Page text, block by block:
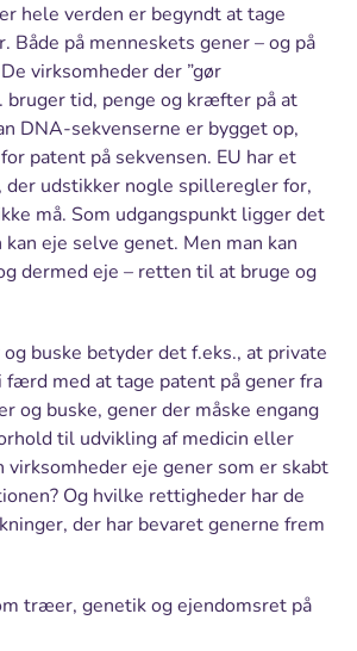
hele verden er begyndt at tage
Både på menneskets gener – og på
virksomheder der ”gør
bruger tid, penge og kræfter på at
DNA-sekvenserne er bygget op,
patent på sekvensen. EU har et
der udstikker nogle spilleregler for,
må. Som udgangspunkt ligger det
eje selve genet. Men man kan
dermed eje – retten til at bruge og
buske betyder det f.eks., at private
færd med at tage patent på gener fra
og buske, gener der måske engang
til udvikling af medicin eller
virksomheder eje gener som er skabt
Og hvilke rettigheder har de
der har bevaret generne frem
træer, genetik og ejendomsret på